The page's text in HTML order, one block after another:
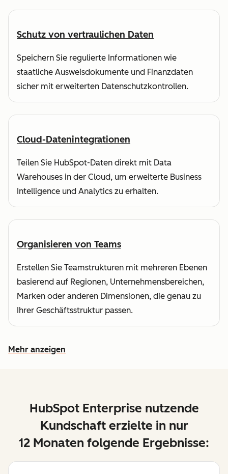
Schutz von vertraulichen Daten
Speichern Sie regulierte Informationen wie
staatliche Ausweisdokumente und Finanzdaten
sicher mit erweiterten Datenschutzkontrollen.
Cloud-Datenintegrationen
Teilen Sie HubSpot-Daten direkt mit Data
Warehouses in der Cloud, um erweiterte Business
Intelligence und Analytics zu erhalten.
Organisieren von Teams
Erstellen Sie Teamstrukturen mit mehreren Ebenen
basierend auf Regionen, Unternehmensbereichen,
Marken oder anderen Dimensionen, die genau zu
Ihrer Geschäftsstruktur passen.
Mehr anzeigen
Weitere Funktionen ansehen
HubSpot Enterprise nutzende
Kundschaft erzielte in nur
12 Monaten folgende Ergebnisse: